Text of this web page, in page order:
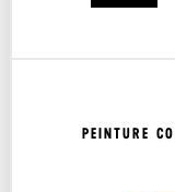
PEINTURE